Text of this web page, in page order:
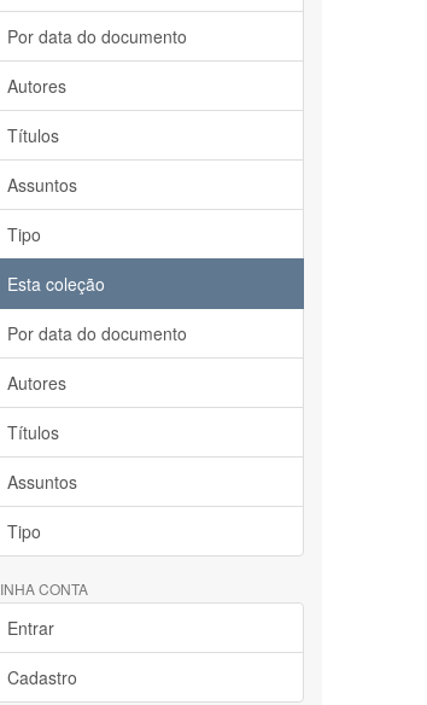
Por data do documento
Autores
Títulos
Assuntos
Tipo
Esta coleção
Por data do documento
Autores
Títulos
Assuntos
Tipo
CONTA
Entrar
Cadastro